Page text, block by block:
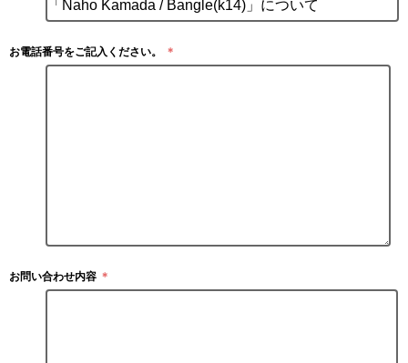
お電話番号をご記入ください。 ＊
お問い合わせ内容 ＊